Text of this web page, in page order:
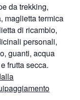
da trekking,
maglietta termica
di ricambio,
personali,
guanti, acqua
frutta secca.